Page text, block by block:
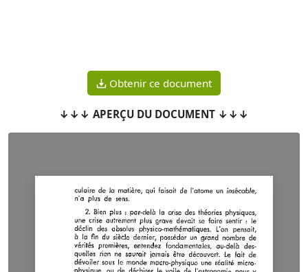
Obtenir ce document
↓↓↓ APERÇU DU DOCUMENT ↓↓↓